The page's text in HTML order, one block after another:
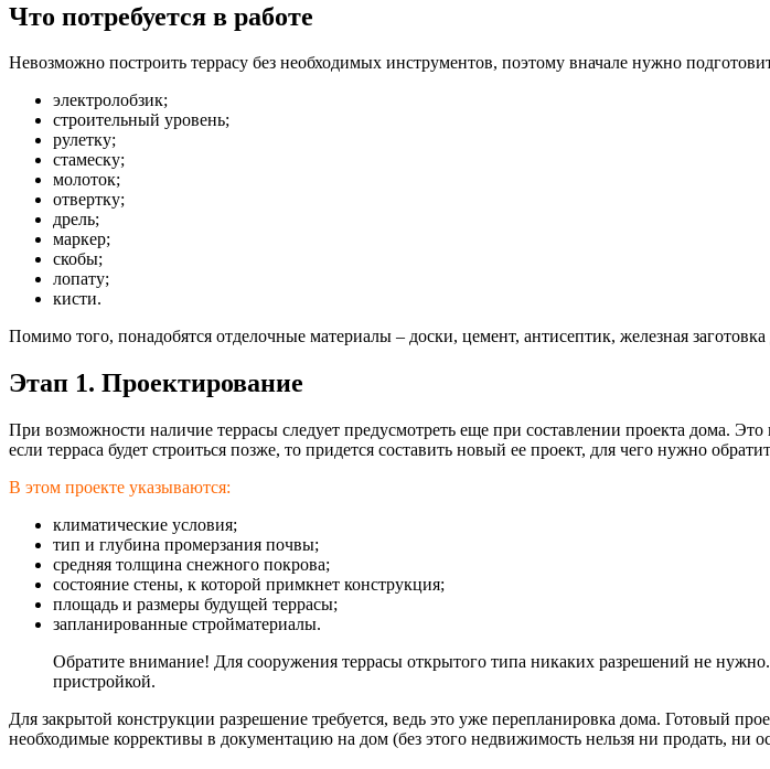
Что потребуется в работе
Невозможно построить террасу без необходимых инструментов, поэтому вначале нужно
электролобзик;
строительный уровень;
рулетку;
стамеску;
молоток;
отвертку;
дрель;
маркер;
скобы;
лопату;
кисти.
Помимо того, понадобятся отделочные материалы – доски, цемент, антисептик, железная
Этап 1. Проектирование
При возможности наличие террасы следует предусмотреть еще при составлении проекта дома.
если терраса будет строиться позже, то придется составить новый ее проект, для чего нужно
В этом проекте указываются:
климатические условия;
тип и глубина промерзания почвы;
средняя толщина снежного покрова;
состояние стены, к которой примкнет конструкция;
площадь и размеры будущей террасы;
запланированные стройматериалы.
Обратите внимание! Для сооружения террасы открытого типа никаких разрешений не
пристройкой.
Для закрытой конструкции разрешение требуется, ведь это уже перепланировка дома. Готовый
необходимые коррективы в документацию на дом (без этого недвижимость нельзя ни продать, ни